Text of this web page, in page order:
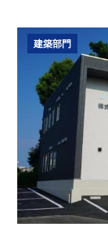
建築部門